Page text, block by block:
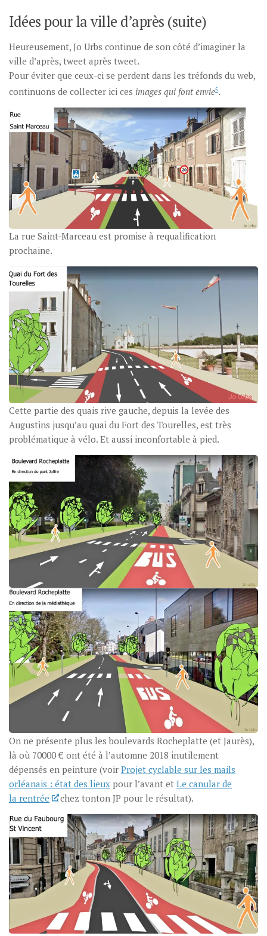
Idées pour la ville d’après (suite)
Heureusement, Jo Urbs continue de son côté d’imaginer la
ville d’après, tweet après tweet.
Pour éviter que ceux-ci se perdent dans les tréfonds du web,
continuons de collecter ici ces images qui font envie5.
La rue Saint-Marceau est promise à requalification
prochaine.
Cette partie des quais rive gauche, depuis la levée des
Augustins jusqu’au quai du Fort des Tourelles, est très
problématique à vélo. Et aussi inconfortable à pied.
On ne présente plus les boulevards Rocheplatte (et Jaurès),
là où 70000 € ont été à l’automne 2018 inutilement
dépensés en peinture (voir Projet cyclable sur les mails
orléanais : état des lieux pour l’avant et Le canular de
la rentrée
chez tonton JP pour le résultat).